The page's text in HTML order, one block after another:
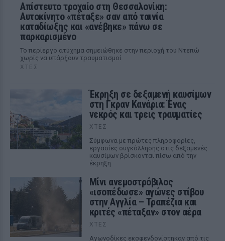
Απίστευτο τροχαίο στη Θεσσαλονίκη:
Αυτοκίνητο «πέταξε» σαν από ταινία
καταδίωξης και «ανέβηκε» πάνω σε
παρκαρισμένο
Το περίεργο ατύχημα σημειώθηκε στην περιοχή του Ντεπώ
χωρίς να υπάρξουν τραυματισμοί
ΧΤΕΣ
Έκρηξη σε δεξαμενή καυσίμων
στη Γκραν Κανάρια: Ένας
νεκρός και τρεις τραυματίες
ΧΤΕΣ
Σύμφωνα με πρώτες πληροφορίες,
εργασίες συγκόλλησης στις δεξαμενές
καυσίμων βρίσκονται πίσω από την
έκρηξη
Μίνι ανεμοστρόβιλος
«ισοπέδωσε» αγώνες στίβου
στην Αγγλία – Τραπέζια και
κριτές «πέταξαν» στον αέρα
ΧΤΕΣ
Αγωνοδίκες εκσφενδονίστηκαν από τις